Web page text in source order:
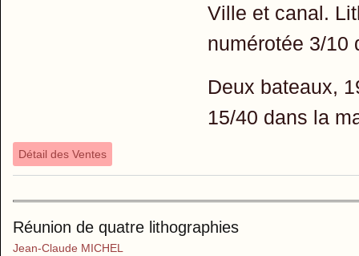
Ville et canal.
numérotée 3/10
Deux bateaux,
15/40 dans la
Détail des Ventes
Réunion de quatre lithographies
Jean-Claude MICHEL